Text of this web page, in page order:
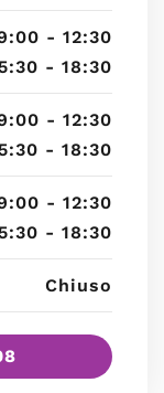
- 12:30
- 18:30
- 12:30
- 18:30
- 12:30
- 18:30
Chiuso